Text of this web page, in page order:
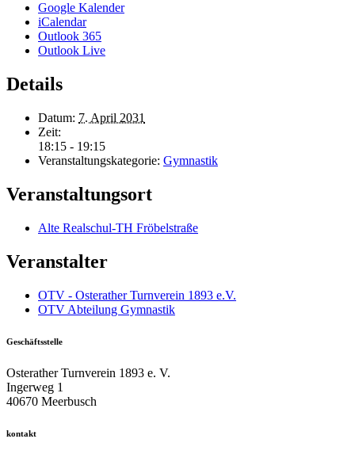
Google Kalender
iCalendar
Outlook 365
Outlook Live
Details
Datum: 7. April 2031
Zeit:
18:15 - 19:15
Veranstaltungskategorie: Gymnastik
Veranstaltungsort
Alte Realschul-TH Fröbelstraße
Veranstalter
OTV - Osterather Turnverein 1893 e.V.
OTV Abteilung Gymnastik
Geschäftsstelle
Osterather Turnverein 1893 e. V.
Ingerweg 1
40670 Meerbusch
kontakt